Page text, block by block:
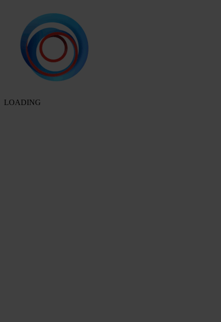
LOADING